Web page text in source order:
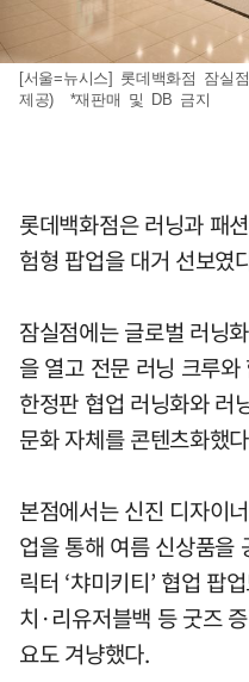
[서울=뉴시스] 롯데백화점 잠실
제공) *재판매 및 DB 금지
롯데백화점은 러닝과 패
험형 팝업을 대거 선보였
잠실점에는 글로벌 러닝
을 열고 전문 러닝 크루
한정판 협업 러닝화와 러
문화 자체를 콘텐츠화했
본점에서는 신진 디자이
업을 통해 여름 신상품을
릭터 ‘챠미키티’ 협업 팝
치·리유저블백 등 굿즈
요도 겨냥했다.